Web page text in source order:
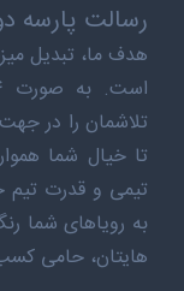
رسالت پارسه
هدف ما، تبدیل
تلاشمان را در
تا خیال شما
تیمی و قدرت تیم
به رویاهای شما
هایتان، حامی کسب